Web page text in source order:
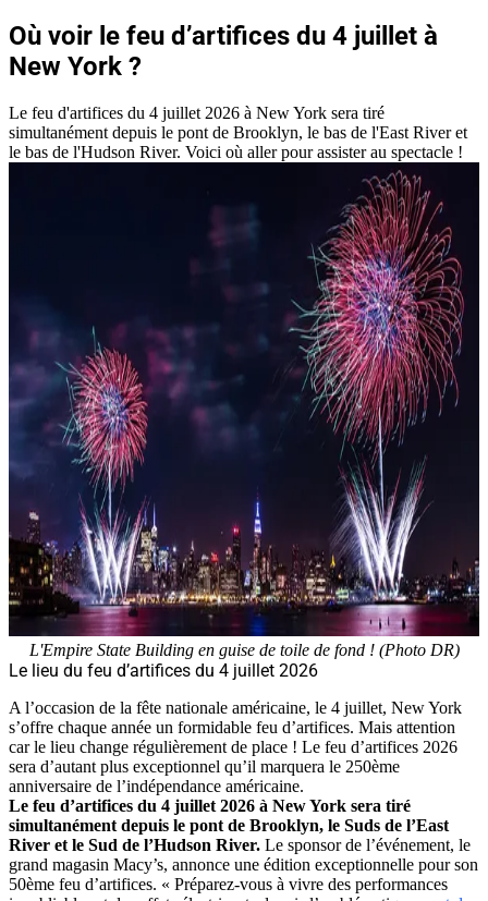
Où voir le feu d’artifices du 4 juillet à
New York ?
Le feu d'artifices du 4 juillet 2026 à New York sera tiré
simultanément depuis le pont de Brooklyn, le bas de l'East River et
le bas de l'Hudson River. Voici où aller pour assister au spectacle !
L'Empire State Building en guise de toile de fond ! (Photo DR)
Le lieu du feu d’artifices du 4 juillet 2026
A l’occasion de la fête nationale américaine, le 4 juillet, New York
s’offre chaque année un formidable feu d’artifices. Mais attention
car le lieu change régulièrement de place ! Le feu d’artifices 2026
sera d’autant plus exceptionnel qu’il marquera le 250ème
anniversaire de l’indépendance américaine.
Le feu d’artifices du 4 juillet 2026 à New York sera tiré
simultanément depuis le pont de Brooklyn, le Suds de l’East
River et le Sud de l’Hudson River. Le sponsor de l’événement, le
grand magasin Macy’s, annonce une édition exceptionnelle pour son
50ème feu d’artifices. « Préparez-vous à vivre des performances